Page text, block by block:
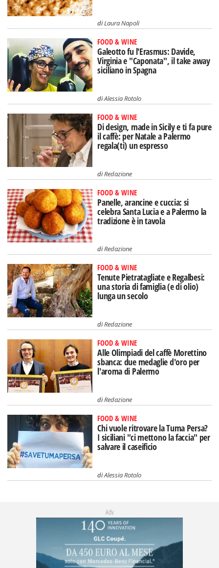
diLaura Napoli
FOOD & WINE
Galeotto fu l'Erasmus: Davide,
Virginia e "Caponata", il take away
siciliano in Spagna
diAlessia Rotolo
FOOD & WINE
Di design, made in Sicily e ti fa pure
il caffè: per Natale a Palermo
regala(ti) un espresso
diRedazione
FOOD & WINE
Panelle, arancine e cuccia: si
celebra Santa Lucia e a Palermo la
tradizione è in tavola
diRedazione
FOOD & WINE
Tenute Pietratagliate e Regalbesi:
una storia di famiglia (e di olio)
lunga un secolo
diRedazione
FOOD & WINE
Alle Olimpiadi del caffè Morettino
sbanca: due medaglie d'oro per
l'aroma di Palermo
diRedazione
FOOD & WINE
Chi vuole ritrovare la Tuma Persa?
I siciliani "ci mettono la faccia" per
salvare il caseificio
diAlessia Rotolo
Adv